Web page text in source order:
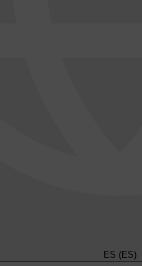
ES (ES)